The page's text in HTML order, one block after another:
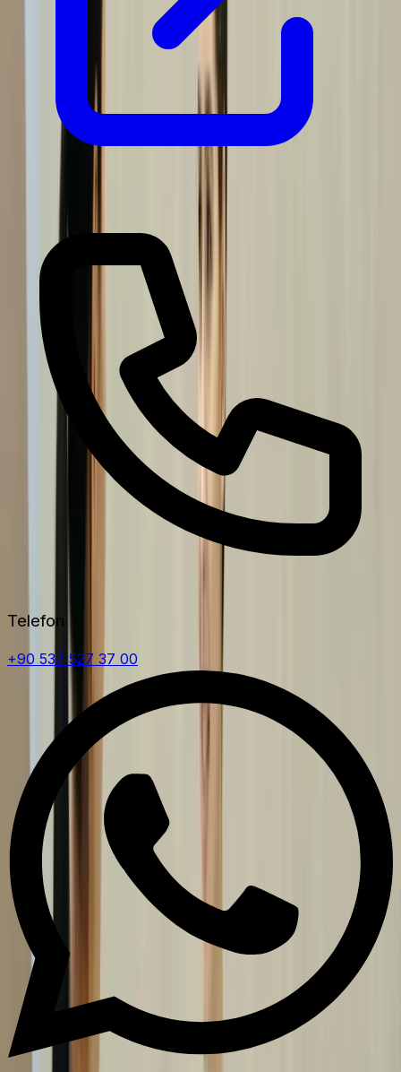
Telefon
+90 537 527 37 00